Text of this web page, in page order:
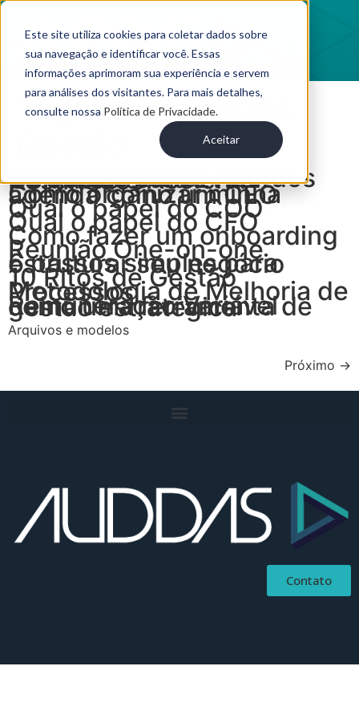
Este site utiliza cookies para coletar dados sobre
sua navegação e identificar você. Essas
informações aprimoram sua experiência e servem
para análises dos visitantes. Para mais detalhes,
consulte nossa Política de Privacidade.
Aceitar
Tags - Conteúdos:
Como Estruturar Acordos de Sócios para Evitar Conflitos e Acelerar Resultados
Como organizar minha agenda como um CEO
Qual o papel do COO
Qual o papel do CFO
Como fazer um onboarding
Reunião One-on-one
6 passos simples para estruturar seu negócio
10 Ritos de Gestão
Metodologia de Melhoria de Processos
Remuneração Variável como uma ferramenta de gestão estratégica
Arquivos e modelos
Próximo →
Contato